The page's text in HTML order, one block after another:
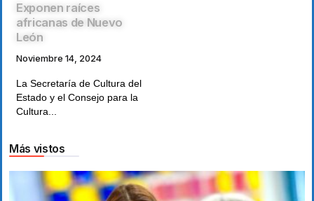
Exponen raíces
africanas de Nuevo
León
Noviembre 14, 2024
La Secretaría de Cultura del
Estado y el Consejo para la
Cultura...
Más vistos